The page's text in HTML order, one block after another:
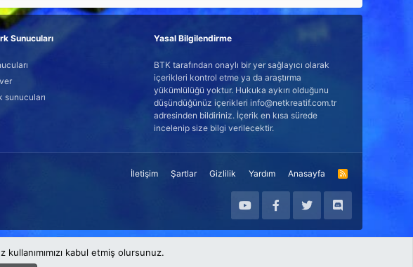
Sunucuları
sunucuları
Yasal Bilgilendirme
BTK tarafından onaylı bir yer sağlayıcı olarak
içerikleri kontrol etme ya da araştırma
yükümlülüğü yoktur. Hukuka aykırı olduğunu
düşündüğünüz içerikleri info@netkreatif.com.tr
adresinden bildiriniz. İçerik en kısa sürede
incelenip size bilgi verilecektir.
İletişim Şartlar Gizlilik Yardım Anasayfa
R
S
kabul etmiş olursunuz.